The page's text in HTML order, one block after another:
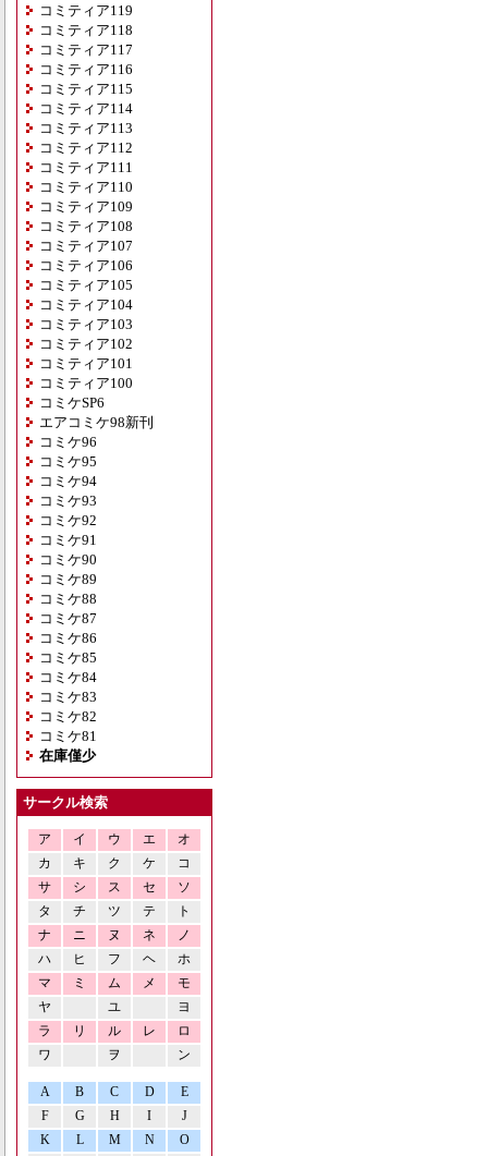
コミティア119
コミティア118
コミティア117
コミティア116
コミティア115
コミティア114
コミティア113
コミティア112
コミティア111
コミティア110
コミティア109
コミティア108
コミティア107
コミティア106
コミティア105
コミティア104
コミティア103
コミティア102
コミティア101
コミティア100
コミケSP6
エアコミケ98新刊
コミケ96
コミケ95
コミケ94
コミケ93
コミケ92
コミケ91
コミケ90
コミケ89
コミケ88
コミケ87
コミケ86
コミケ85
コミケ84
コミケ83
コミケ82
コミケ81
在庫僅少
サークル検索
ア イ ウ エ
オ
カ
キ ク ケ
コ
サ
シ ス セ
ソ
タ
チ ツ テ
ト
ナ
ニ ヌ ネ
ノ
ハ
ヒ フ ヘ
ホ
マ
ミ ム メ
モ
ヤ
ユ
ヨ
ラ
リ ル レ
ロ
ワ
ヲ ン
A B C D
E
F
G H I
J
K
L M N O